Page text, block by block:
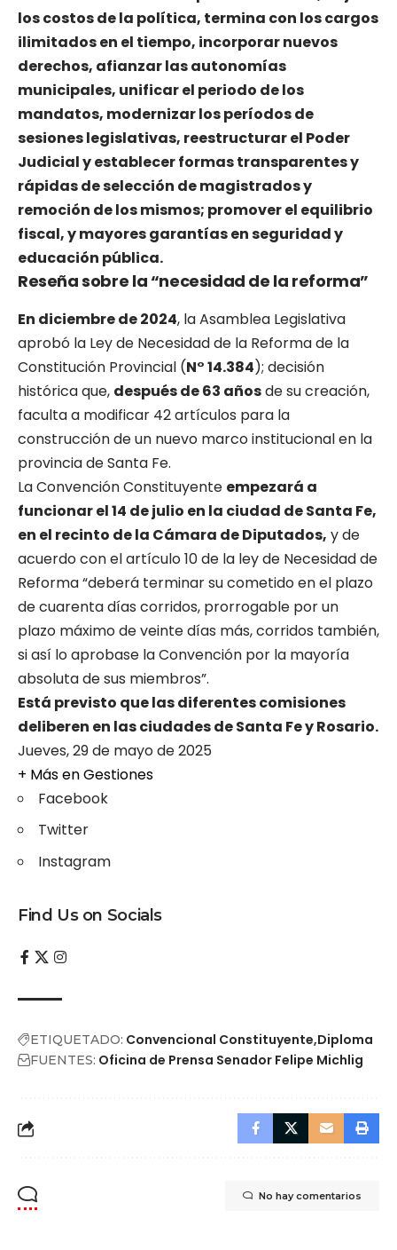
los costos de la política, termina con los cargos
ilimitados en el tiempo, incorporar nuevos
derechos, afianzar las autonomías
municipales, unificar el periodo de los
mandatos, modernizar los períodos de
sesiones legislativas, reestructurar el Poder
Judicial y establecer formas transparentes y
rápidas de selección de magistrados y
remoción de los mismos; promover el equilibrio
fiscal, y mayores garantías en seguridad y
educación pública.
Reseña sobre la “necesidad de la reforma”
En diciembre de 2024, la Asamblea Legislativa
aprobó la Ley de Necesidad de la Reforma de la
Constitución Provincial (N° 14.384); decisión
histórica que, después de 63 añosde su creación,
faculta a modificar 42 artículos para la
construcción de un nuevo marco institucional en la
provincia de Santa Fe.
La Convención Constituyente empezará a
funcionar el 14 de julio en la ciudad de Santa Fe,
en el recinto de la Cámara de Diputados, y de
acuerdo con el artículo 10 de la ley de Necesidad de
Reforma “deberá terminar su cometido en el plazo
de cuarenta días corridos, prorrogable por un
plazo máximo de veinte días más, corridos también,
si así lo aprobase la Convención por la mayoría
absoluta de sus miembros”.
Está previsto que las diferentes comisiones
deliberen en las ciudades de Santa Fe y Rosario.
Jueves, 29 de mayo de 2025
+ Más enGestiones
Facebook
Twitter
Instagram
Find Us on Socials
ETIQUETADO: Convencional Constituyente Diploma
FUENTES: Oficina de Prensa Senador Felipe Michlig
No hay comentarios